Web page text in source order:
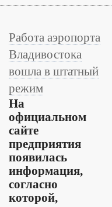
Работа аэропорта
Владивостока
вошла в штатный
режим
На
официальном
сайте
предприятия
появилась
информация,
согласно
которой,